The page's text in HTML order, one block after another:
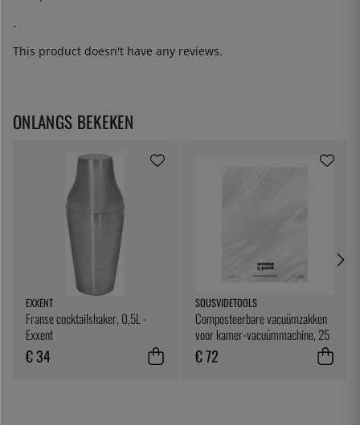
.
This product doesn't have any reviews.
ONLANGS BEKEKEN
EXXENT
Franse cocktailshaker, 0,5L -
Exxent
€ 34
SOUSVIDETOOLS
Composteerbare vacuümzakken
voor kamer-vacuümmachine, 25
x 25 cm, 200 stuks -
SousVideTools
€ 72